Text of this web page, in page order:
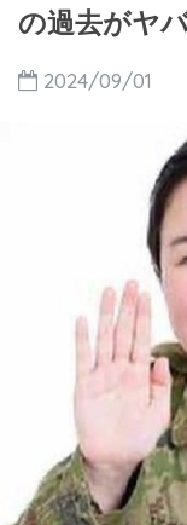
の過去がヤ
2024/09/01